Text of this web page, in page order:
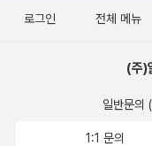
결과로 과거-현재-미
을 보여준다. 조남호 건
거문화에서 단독주택
로그인 전체 메뉴
(주)
일반문의
1:1 문의